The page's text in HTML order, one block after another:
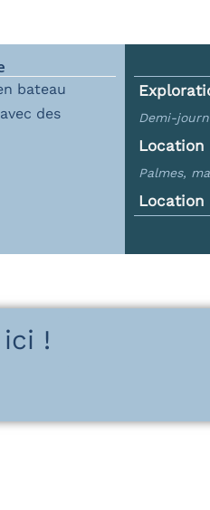
bateau
des
Demi-
Palmes,
Location
ici !